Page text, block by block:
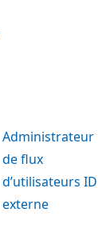
Administrateur
de flux
d’utilisateurs ID
externe